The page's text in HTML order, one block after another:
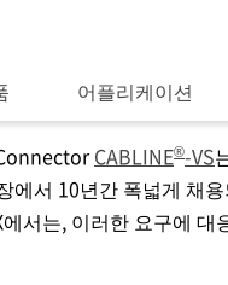
어플리케이션
CABLINE®-VS
서 10년간 폭넓게 채
에서는, 이러한 요구에 대